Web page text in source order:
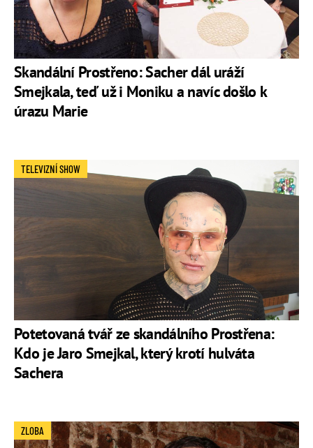
Skandální Prostřeno: Sacher dál uráží
Smejkala, teď už i Moniku a navíc došlo k
úrazu Marie
Potetovaná tvář ze skandálního Prostřena:
Kdo je Jaro Smejkal, který krotí hulváta
Sachera
TELEVIZNÍ SHOW
ZLOBA